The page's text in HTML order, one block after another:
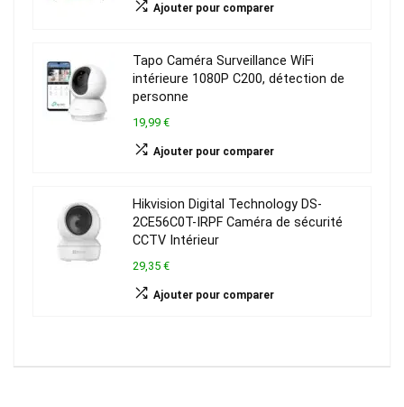
Ajouter pour comparer
Tapo Caméra Surveillance WiFi
intérieure 1080P C200, détection de
personne
19,99 €
Ajouter pour comparer
Hikvision Digital Technology DS-
2CE56C0T-IRPF Caméra de sécurité
CCTV Intérieur
29,35 €
Ajouter pour comparer